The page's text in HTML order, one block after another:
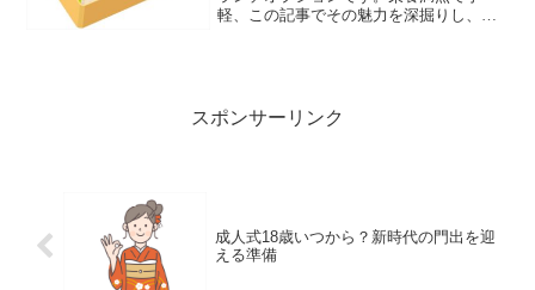
軽、この記事でその魅力を深掘りし、簡
スポンサーリンク
成人式18歳いつから？新時代の門出を迎
える準備